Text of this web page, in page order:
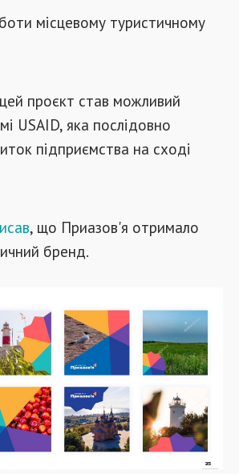
місцевому туристичному
проєкт став можливий
USAID, яка послідовно
підприємства на сході
, що Приазов'я отримало
бренд.